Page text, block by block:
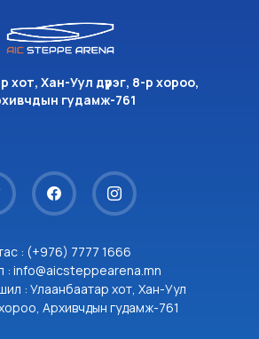
хот, Хан-Уул дүүрэг, 8-р хороо,
гудамж-761
: (+976) 7777 1666
: info@aicsteppearena.mn
: Улаанбаатар хот, Хан-Уул
хороо, Архивчдын гудамж-761